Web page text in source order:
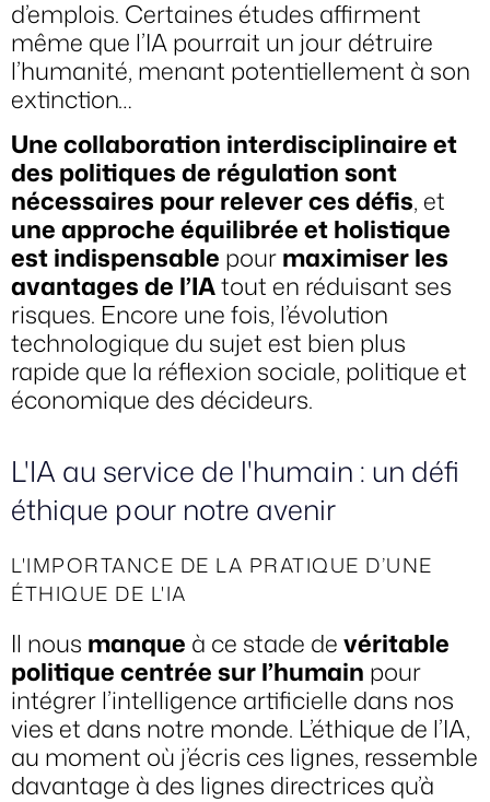
d’emplois. Certaines études affirment
même que l’IA pourrait un jour détruire
l’humanité, menant potentiellement à son
extinction…
Une collaboration interdisciplinaire et
des politiques de régulation sont
nécessaires pour relever ces défis, et
une approche équilibrée et holistique
est indispensable pourmaximiser les
avantages de l’IAtout en réduisant ses
risques. Encore une fois, l’évolution
technologique du sujet est bien plus
rapide que la réflexion sociale, politique et
économique des décideurs.
L'IA au service de l'humain : un défi
éthique pour notre avenir
L'IMPORTANCE DE LA PRATIQUE D’UNE
ÉTHIQUE DE L'IA
Il nous manque à ce stade devéritable
politique centrée sur l’humain pour
intégrer l’intelligence artificielle dans nos
vies et dans notre monde. L’éthique de l’IA,
au moment où j’écris ces lignes, ressemble
davantage à des lignes directrices qu’à